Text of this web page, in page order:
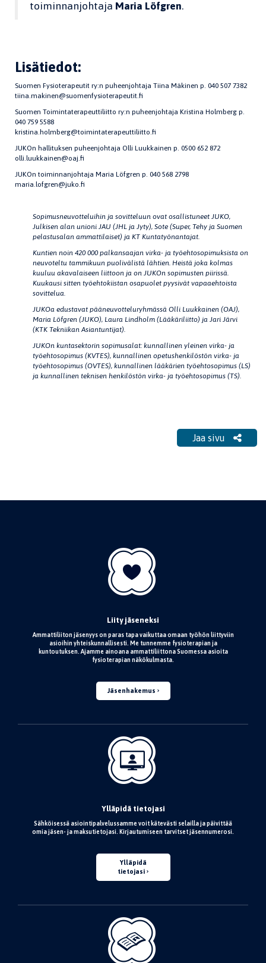
toiminnanjohtaja Maria Löfgren.
Lisätiedot:
Suomen Fysioterapeutit ry:n puheenjohtaja Tiina Mäkinen p. 040 507 7382
tiina.makinen@suomenfysioterapeutit.fi
Suomen Toimintaterapeuttiliitto ry:n puheenjohtaja Kristina Holmberg p.
040 759 5588
kristina.holmberg@toimintaterapeuttiliitto.fi
JUKOn hallituksen puheenjohtaja Olli Luukkainen p. 0500 652 872
olli.luukkainen@oaj.fi
JUKOn toiminnanjohtaja Maria Löfgren p. 040 568 2798
maria.lofgren@juko.fi
Sopimusneuvotteluihin ja sovitteluun ovat osallistuneet JUKO,
Julkisen alan unioni JAU (JHL ja Jyty), Sote (Super, Tehy ja Suomen
pelastusalan ammattilaiset) ja KT Kuntatyönantajat.
Kuntien noin 420 000 palkansaajan virka- ja työehtosopimuksista on
neuvoteltu tammikuun puolivälistä lähtien. Heistä joka kolmas
kuuluu akavalaiseen liittoon ja on JUKOn sopimusten piirissä.
Kuukausi sitten työehtokiistan osapuolet pyysivät vapaaehtoista
sovittelua.
JUKOa edustavat pääneuvotteluryhmässä Olli Luukkainen (OAJ),
Maria Löfgren (JUKO), Laura Lindholm (Lääkäriliitto) ja Jari Järvi
(KTK Tekniikan Asiantuntijat).
JUKOn kuntasektorin sopimusalat: kunnallinen yleinen virka- ja
työehtosopimus (KVTES), kunnallinen opetushenkilöstön virka- ja
työehtosopimus (OVTES), kunnallinen lääkärien työehtosopimus (LS)
ja kunnallinen teknisen henkilöstön virka- ja työehtosopimus (TS).
Jaa sivu
Liity jäseneksi
Ammattiliiton jäsenyys on paras tapa vaikuttaa omaan työhön liittyviin
asioihin yhteiskunnallisesti. Me tunnemme fysioterapian ja
kuntoutuksen. Ajamme ainoana ammattiliittona Suomessa asioita
fysioterapian näkökulmasta.
Jäsenhakemus
Ylläpidä tietojasi
Sähköisessä asiointipalvelussamme voit kätevästi selailla ja päivittää
omia jäsen- ja maksutietojasi. Kirjautumiseen tarvitset jäsennumerosi.
Ylläpidä
tietojasi